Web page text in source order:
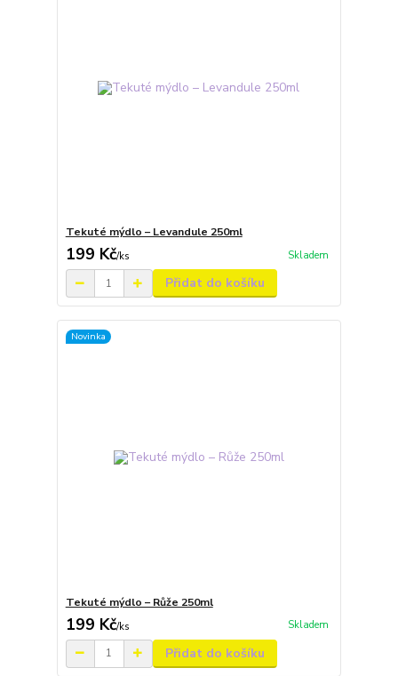
Tekuté mýdlo – Levandule 250ml
199 Kč/ks Skladem
Přidat do košíku
Novinka
Tekuté mýdlo – Růže 250ml
199 Kč/ks Skladem
Přidat do košíku